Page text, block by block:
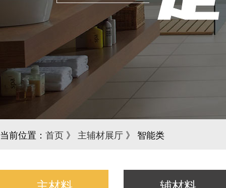
当前位置： 首页 》 主辅材展厅 》 智能类